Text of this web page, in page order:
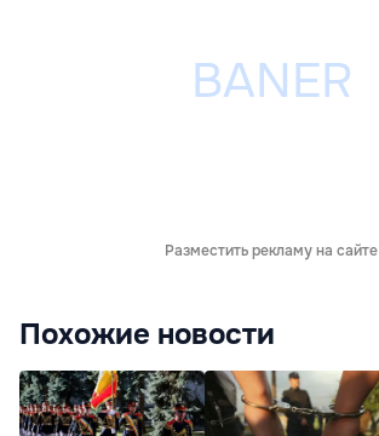
Разместить рекламу на сайте
Похожие новости